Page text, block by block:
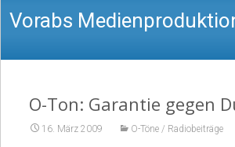
Vorabs
Nachrichten, Texte,
O-Ton: Garantie gegen
16. März 2009 O-Töne / Radiobeiträge